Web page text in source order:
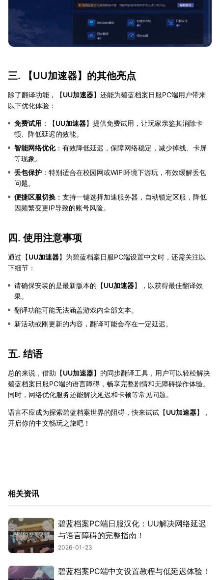
三. 【UU加速器】的其他亮点
除了翻译功能，【UU加速器】还能为碧蓝档案日服PC端用户带来
以下优化体验：
免费试用 ：【UU加速器】提供免费试用，让玩家亲鉴其消除卡
顿、降低延迟的效能。
智能网络优化：有效降低延迟，保障网络稳定，减少掉线、卡屏
等现象。
丢包保护 ：特别适合在校园网或WiFi环境下游玩，有效缓解丢包
问题。
便捷区服切换 ：支持一键选择加速服务器，自动锁定区服，降低
因频繁变更IP导致的账号风险。
四. 使用注意事项
通过【UU加速器】为碧蓝档案日服PC端设置中文时，还需关注以
下细节：
请确保安装的是最新版本的【UU加速器】，以获得最佳翻译效
果。
翻译功能可能无法涵盖游戏内全部文本。
新活动或刚更新的内容，翻译可能会存在一定延迟。
五. 结语
总的来说，借助【UU加速器】的同步翻译工具，用户可以轻松解决
碧蓝档案日服PC端的语言障碍，畅享完整剧情和无障碍操作体验。
同时，网络优化服务还能解决延迟和卡顿等常见问题。
语言不应成为探索碧蓝档案世界的阻碍，快来试试【UU加速器】，
开启你的中文畅玩之旅吧！
相关资讯
碧蓝档案PC端日服汉化：UU解决网络延迟
与语言障碍的完整指南！
2026-01-23
碧蓝档案PC端中文设置教程与低延迟体验！